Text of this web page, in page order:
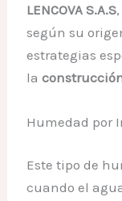
LENCOVA S.A.S
según su
estrategias
la
Humedad por
Este tipo de
cuando el